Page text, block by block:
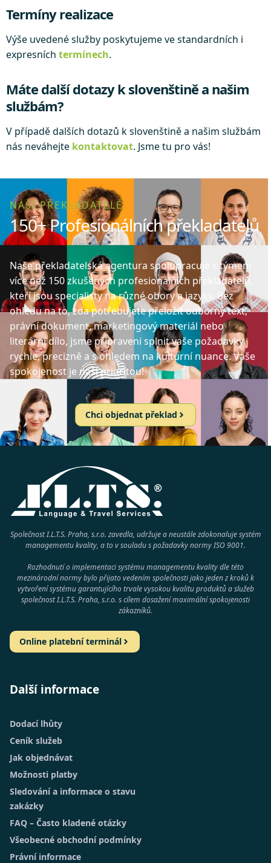
Termíny realizace
Výše uvedené služby poskytujeme ve standardních i
expresních termínech.
Máte další dotazy k slovenštině a našim
službám?
V případě dalších dotazů k slovenštině a našim službám
nás neváhejte kontaktovat. Jsme tu pro vás!
NAŠI PŘEKLADATELÉ
150+ Profesionálních překladatelů
Naše překladatelská agentura spolupracuje s týmem
více než 150 zkušených profesionálních překladatelů,
kteří jsou specialisty na různé obory a jazyky. Bez
ohledu na to, zda potřebujete přeložit odborný text,
právní dokument, marketingový materiál nebo
literární dílo, jsme připraveni splnit vaše požadavky
rychle, precizně a s ohledem na kulturní nuance. Vaše
spokojenost je naší prioritou!
Chci objednat překlad
Společnost I.L.T.S. Praha, s.r.o. zavedla, udržuje a neustále zdokonaluje systém
managementu kvality, a to v souladu s požadavky normyISO 9001.
Rozhodnutí o implementaci systému managementu kvality dle této
mezinárodní normy bylo přijato vedením společnosti jako jeden z kroků k
vytvoření systému garantujícího trvale vysokou kvalitu produktů a služeb
společnostI.L.T.S. Praha, s.r.o. s cílem dosažení maximální spokojenosti
zákazníků.
Online platební terminál
Další informace
Dodací lhůty
Ceník služeb
Jak objednávat
Možnosti platby
Sledování a informace o stavu
zakázky
FAQ – Často kladené otázky
Všeobecné obchodní podmínky
Právní informace